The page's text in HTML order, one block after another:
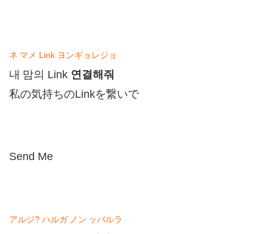
ネ マメ Link ヨンギョレジョ
내 맘의 Link 연결해줘
私の気持ちのLinkを繋いで
Send Me
アルジ? ハルガ ノン ッパルラ